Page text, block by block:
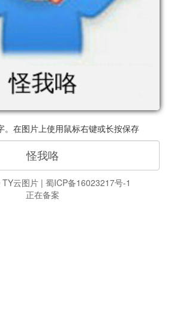
。在图片上使用鼠标右键或长按保存
TY云图片 | 蜀ICP备16023217号-1
正在备案